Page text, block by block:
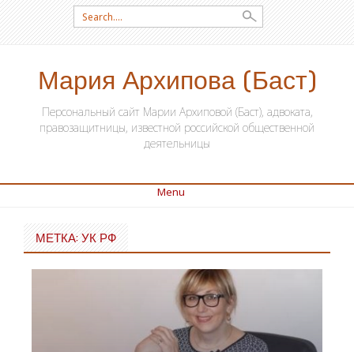
Search for:
Мария Архипова (Баст)
Персональный сайт Марии Архиповой (Баст), адвоката,
правозащитницы, известной российской общественной
деятельницы
Menu
SKIP TO CONTENT
МЕТКА: УК РФ